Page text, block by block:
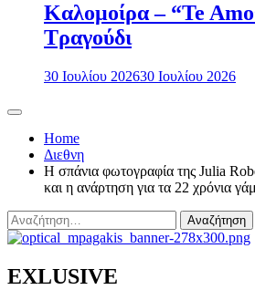
Καλομοίρα – “Te
Τραγούδι
30 Ιουλίου 202630 Ιουλίου 2026
Home
Διεθνη
Η σπάνια φωτογραφία της Julia
και η ανάρτηση για τα 22 χρόνια
Αναζήτηση
για:
EXLUSIVE